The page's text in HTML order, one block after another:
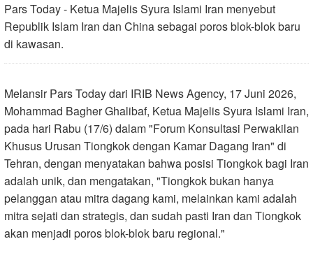
Pars Today - Ketua Majelis Syura Islami Iran menyebut
Republik Islam Iran dan China sebagai poros blok-blok baru
di kawasan.
Melansir Pars Today dari IRIB News Agency, 17 Juni 2026,
Mohammad Bagher Ghalibaf, Ketua Majelis Syura Islami Iran,
pada hari Rabu (17/6) dalam "Forum Konsultasi Perwakilan
Khusus Urusan Tiongkok dengan Kamar Dagang Iran" di
Tehran, dengan menyatakan bahwa posisi Tiongkok bagi Iran
adalah unik, dan mengatakan, "Tiongkok bukan hanya
pelanggan atau mitra dagang kami, melainkan kami adalah
mitra sejati dan strategis, dan sudah pasti Iran dan Tiongkok
akan menjadi poros blok-blok baru regional."